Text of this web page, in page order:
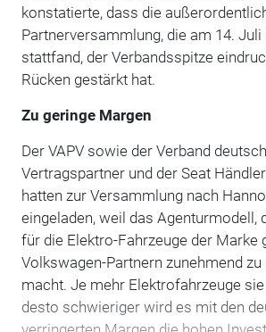
konstatierte, dass die
Partnerversammlung, die am 14.
stattfand, der Verbandsspitze
Rücken gestärkt hat.
Zu geringe Margen
Der VAPV sowie der Verband
Vertragspartner und der Seat
hatten zur Versammlung nach
eingeladen, weil das Agenturmodell,
für die Elektro-Fahrzeuge der Marke
Volkswagen-Partnern zunehmend
macht. Je mehr Elektrofahrzeuge
desto schwieriger wird es mit den